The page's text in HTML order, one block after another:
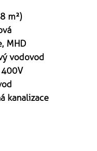
m²)
MHD
vodovod
kanalizace